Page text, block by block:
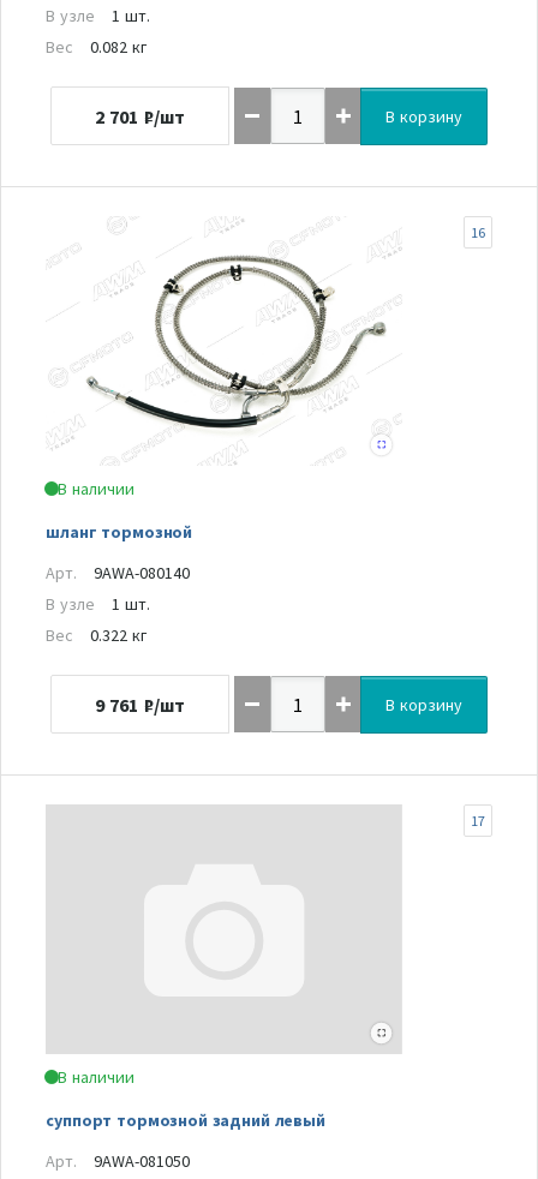
В узле
1 шт.
Вес
0.082 кг
2 701 ₽/шт В корзину
В наличии
шланг тормозной
16
Арт.
9AWA-080140
В узле
1 шт.
Вес
0.322 кг
9 761 ₽/шт В корзину
В наличии
суппорт тормозной задний левый
17
Арт.
9AWA-081050